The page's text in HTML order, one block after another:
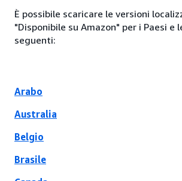
È possibile scaricare le versioni
"Disponibile su Amazon" per i Paesi e
seguenti:
Arabo
Australia
Belgio
Brasile